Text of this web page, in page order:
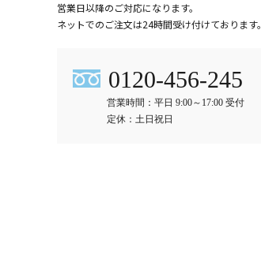
営業日以降のご対応になります。
ネットでのご注文は24時間受け付けております。
0120-456-245
営業時間：平日 9:00～17:00 受付
定休：土日祝日